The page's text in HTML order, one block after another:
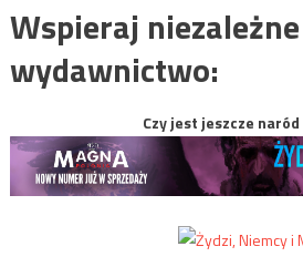
Wspieraj niezależne
wydawnictwo:
Czy jest jeszcze